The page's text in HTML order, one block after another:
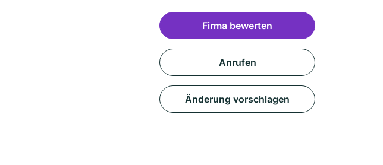
Firma bewerten
Anrufen
Änderung vorschlagen